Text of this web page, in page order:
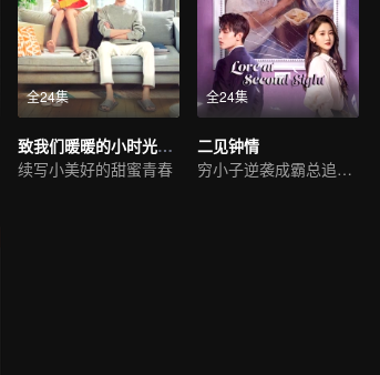
全24集
致我们暖暖的小时光（英语版）
续写小美好的甜蜜青春
全24集
二见钟情
穷小子逆袭成霸总追初恋